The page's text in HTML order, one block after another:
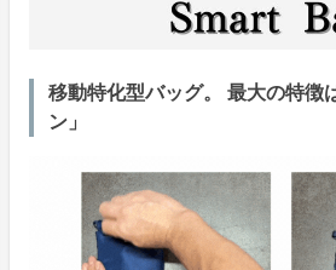
移動特化型バッグ。 最大の特徴
ン」